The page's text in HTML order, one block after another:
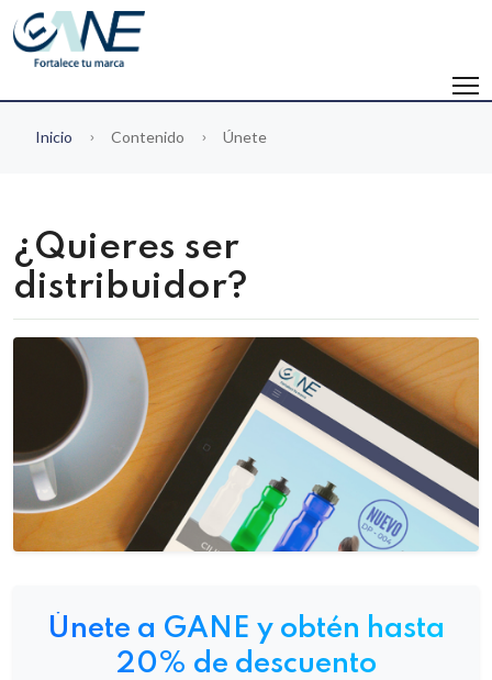
Inicio Contenido Únete
¿Quieres ser
distribuidor?
Únete a GANE y obtén hasta
20% de descuento